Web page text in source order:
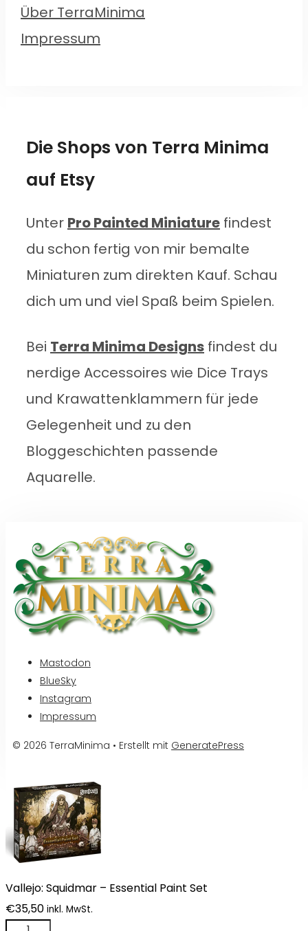
Über TerraMinima
Impressum
Die Shops von Terra Minima
auf Etsy
Unter Pro Painted Miniature findest
du schon fertig von mir bemalte
Miniaturen zum direkten Kauf. Schau
dich um und viel Spaß beim Spielen.
Bei Terra Minima Designs findest du
nerdige Accessoires wie Dice Trays
und Krawattenklammern für jede
Gelegenheit und zu den
Bloggeschichten passende
Aquarelle.
Mastodon
BlueSky
Instagram
Impressum
© 2026 TerraMinima • Erstellt mit GeneratePress
Vallejo: Squidmar – Essential Paint Set
€35,50 inkl. MwSt.